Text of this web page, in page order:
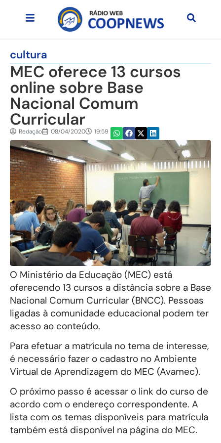
cultura
MEC oferece 13 cursos
online sobre Base
Nacional Comum
Curricular
Redação 08/04/2020 19:59
O Ministério da Educação (MEC) está
oferecendo 13 cursos a distância sobre a Base
Nacional Comum Curricular (BNCC). Pessoas
ligadas à comunidade educacional podem ter
acesso ao conteúdo.
Para efetuar a matrícula no tema de interesse,
é necessário fazer o cadastro no Ambiente
Virtual de Aprendizagem do MEC (Avamec).
O próximo passo é acessar o link do curso de
acordo com o endereço correspondente. A
lista com os temas disponíveis para matrícula
também está disponível na página do MEC.